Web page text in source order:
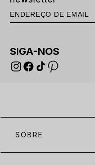
SIGA-NOS
SOBRE